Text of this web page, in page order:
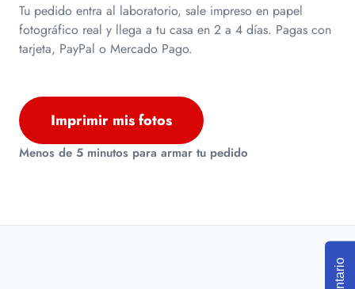
Tu pedido entra al laboratorio, sale impreso en papel
fotográfico real y llega a tu casa en 2 a 4 días. Pagas con
tarjeta, PayPal o Mercado Pago.
Imprimir mis fotos
Menos de 5 minutos para armar tu pedido